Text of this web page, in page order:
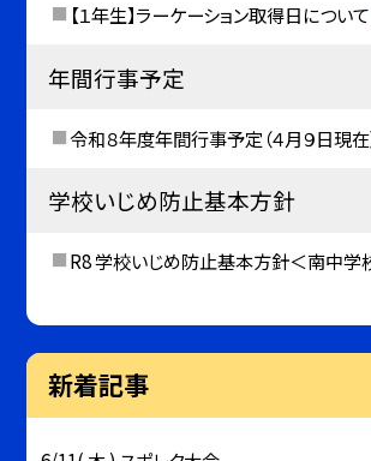
【１年生】ラーケーション取得日について
年間行事予定
令和８年度年間行事予定（４月９日現在
学校いじめ防止基本方針
R8 学校いじめ防止基本方針＜南中学
新着記事